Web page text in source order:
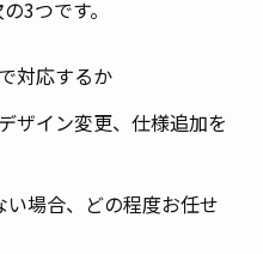
3つです。
対応するか
ザイン変更、仕様追加を
場合、どの程度お任せ